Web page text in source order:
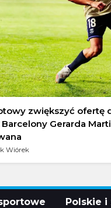
zwiększyć ofertę
Gerarda
Wiórek
Polskie